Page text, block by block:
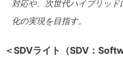
対応や、次世代ハイブリッ
化の実現を目指す。
＜SDVライト（SDV：